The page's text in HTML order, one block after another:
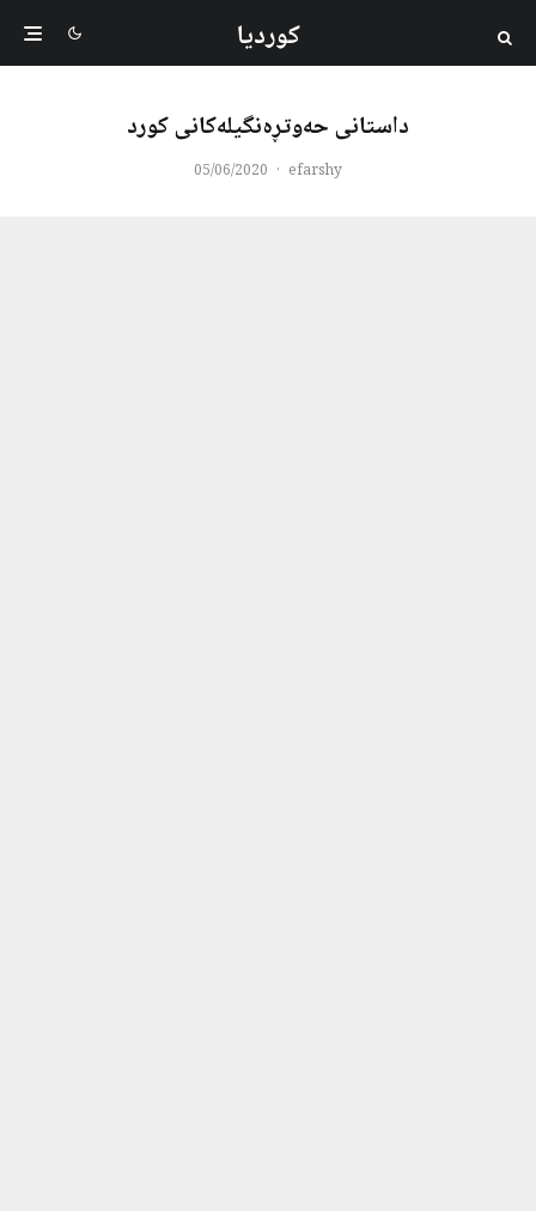
کوردیا
داستانی حەوتڕەنگیلەکانی کورد
efarshy
·
05/06/2020